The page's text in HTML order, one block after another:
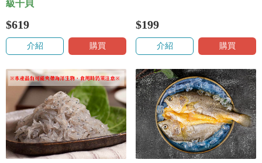
級干貝
$619
介紹 購買
$199
介紹 購買